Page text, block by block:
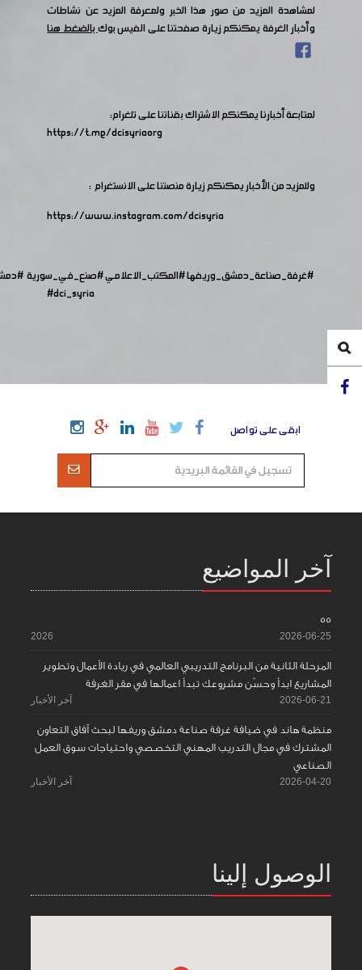
لمشاهدة المزيد من صور هذا الخبر ولمعرفة المزيد عن نشاطات
وأخبار الغرفة يمكنكم زيارة صفحتنا على الفيس بوكبالضغط هنا
لمتابعة أخبارنا يمكنكم الاشتراك بقناتنا على تلغرام:
https://t.me/dcisyriaorg
وللمزيد من الأخبار يمكنكم زيارة منصتنا على الانستغرام :
https://www.instagram.com/dcisyria​
#غرفة_صناعة_دمشق_وريفها#المكتب_الاعلامي#صنع_في_سورية
#dci_syria
ابقى على تواصل
آخر المواضيع
55
2026-06-25
2026
المرحلة الثانية من البرنامج التدريبي العالمي في ريادة الأعمال وتطوير
المشاريع ابدأ وحسّن مشروعك تبدأ اعمالها في مقر الغرفة
2026-06-21 آخر الأخبار
منظمة هاند في ضيافة غرفة صناعة دمشق وريفها لبحث آفاق التعاون
المشترك في مجال التدريب المهني التخصصي واحتياجات سوق العمل
الصناعي
2026-04-20 آخر الأخبار
الوصول إلينا